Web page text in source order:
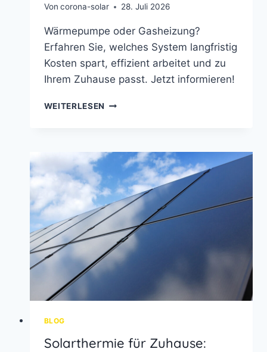
Von corona-solar 28. Juli 2026
Wärmepumpe oder Gasheizung?
Erfahren Sie, welches System langfristig
Kosten spart, effizient arbeitet und zu
Ihrem Zuhause passt. Jetzt informieren!
WEITERLESEN WÄRMEPUMPE
HEIZUNG
PASST
WIRKLICH
ZU
IHREM
ZUHAUSE?
BLOG
Solarthermie für Zuhause: